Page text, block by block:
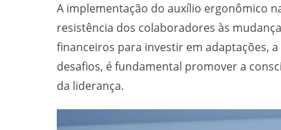
A implementação do auxílio ergonômico
resistência dos colaboradores às
financeiros para investir em adaptações,
desafios, é fundamental promover a
da liderança.